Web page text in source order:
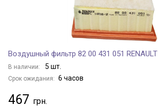
Воздушный фильтр 82 00 431 051 RENAULT
В наличии: 5 шт.
Срок ожидания: 6 часов
467